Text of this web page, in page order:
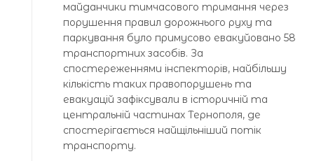
майданчики тимчасового тримання через
порушення правил дорожнього руху та
паркування було примусово евакуйовано 58
транспортних засобів. За
спостереженнями інспекторів, найбільшу
кількість таких правопорушень та
евакуацій зафіксували в історичній та
центральній частинах Тернополя, де
спостерігається найщільніший потік
транспорту.